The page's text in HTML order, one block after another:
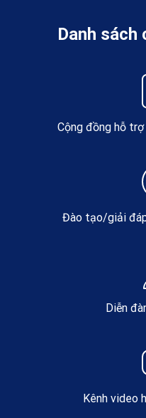
Danh sách
Cộng đồng hỗ
Đào tạo/giải
Diễn
Kênh video